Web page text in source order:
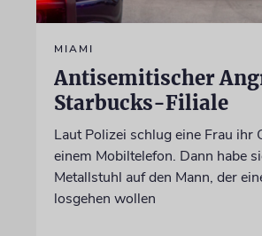
MIAMI
Antisemitischer
Starbucks-Filiale
Laut Polizei schlug eine Frau ihr
einem Mobiltelefon. Dann habe
Metallstuhl auf den Mann, der
losgehen wollen